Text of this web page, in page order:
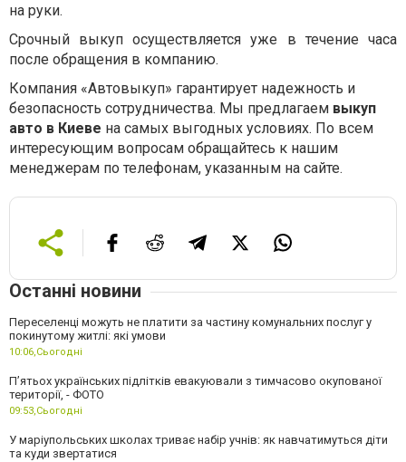
на руки.
Срочный выкуп осуществляется уже в течение часа
после обращения в компанию.
Компания «Автовыкуп» гарантирует надежность и
безопасность сотрудничества. Мы предлагаем выкуп
авто в Киеве на самых выгодных условиях. По всем
интересующим вопросам обращайтесь к нашим
менеджерам по телефонам, указанным на сайте.
Останні новини
Переселенці можуть не платити за частину комунальних послуг у
покинутому житлі: які умови
10:06,Сьогодні
П’ятьох українських підлітків евакуювали з тимчасово окупованої
території, - ФОТО
09:53,Сьогодні
У маріупольських школах триває набір учнів: як навчатимуться діти
та куди звертатися